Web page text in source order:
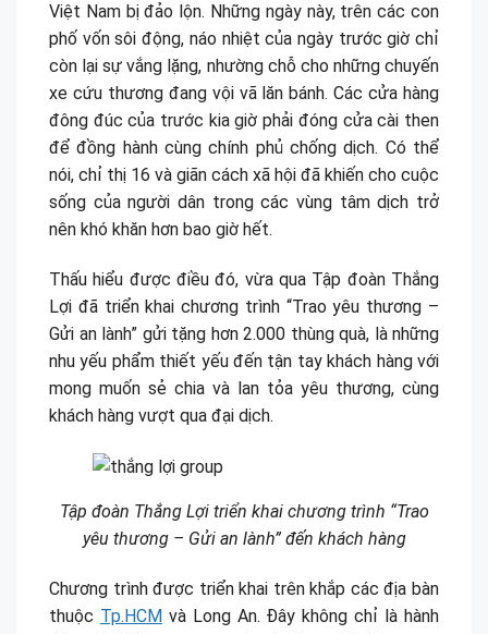
Việt Nam bị đảo lộn. Những ngày này, trên các con
phố vốn sôi động, náo nhiệt của ngày trước giờ chỉ
còn lại sự vắng lặng, nhường chỗ cho những chuyến
xe cứu thương đang vội vã lăn bánh. Các cửa hàng
đông đúc của trước kia giờ phải đóng cửa cài then
để đồng hành cùng chính phủ chống dịch. Có thể
nói, chỉ thị 16 và giãn cách xã hội đã khiến cho cuộc
sống của người dân trong các vùng tâm dịch trở
nên khó khăn hơn bao giờ hết.
Thấu hiểu được điều đó, vừa qua Tập đoàn Thắng
Lợi đã triển khai chương trình “Trao yêu thương –
Gửi an lành” gửi tặng hơn 2.000 thùng quà, là những
nhu yếu phẩm thiết yếu đến tận tay khách hàng với
mong muốn sẻ chia và lan tỏa yêu thương, cùng
khách hàng vượt qua đại dịch.
Tập đoàn Thắng Lợi triển khai chương trình “Trao
yêu thương – Gửi an lành” đến khách hàng
Chương trình được triển khai trên khắp các địa bàn
thuộc Tp.HCMvà Long An. Đây không chỉ là hành